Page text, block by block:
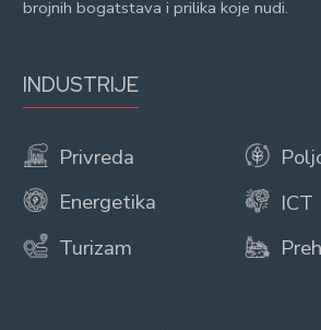
brojnih bogatstava i prilika koje nudi.
INDUSTRIJE
Privreda
Energetika
Turizam
ICT